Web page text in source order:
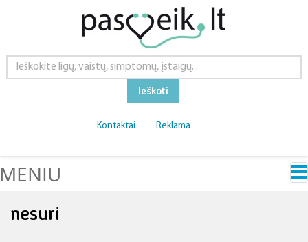
Ieškoti
Kontaktai Reklama
MENIU
nesuri